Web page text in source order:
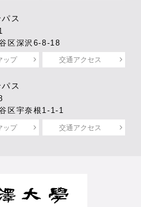
ス
区深沢6-8-18
ップ 交通アクセス
ス
区宇奈根1-1-1
ップ 交通アクセス